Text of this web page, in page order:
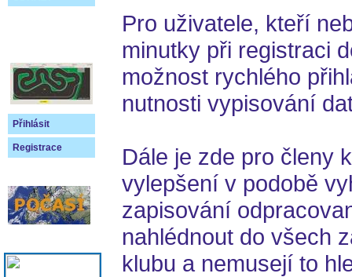
Přihlásit
Registrace
Pro uživatele, kteří
minutky při registraci
možnost rychlého
nutnosti vypisování
Dále je zde pro členy
vylepšení v podobě
zapisování
nahlédnout do všech
klubu a nemusejí to